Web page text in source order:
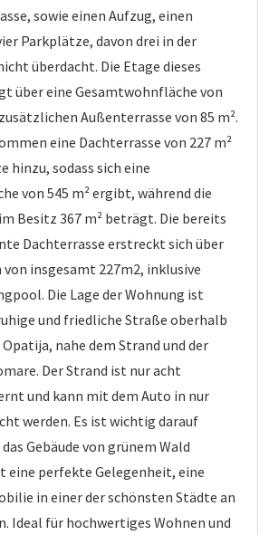
sowie einen Aufzug, einen
Parkplätze, davon drei in der
überdacht. Die Etage dieses
über eine Gesamtwohnfläche von
Außenterrasse von 85 m².
eine Dachterrasse von 227 m²
hinzu, sodass sich eine
von 545 m² ergibt, während die
Besitz 367 m² beträgt. Die bereits
Dachterrasse erstreckt sich über
von insgesamt 227m2, inklusive
Die Lage der Wohnung ist
und friedliche Straße oberhalb
nahe dem Strand und der
Der Strand ist nur acht
und kann mit dem Auto in nur
werden. Es ist wichtig darauf
Gebäude von grünem Wald
eine perfekte Gelegenheit, eine
in einer der schönsten Städte an
Ideal für hochwertiges Wohnen und